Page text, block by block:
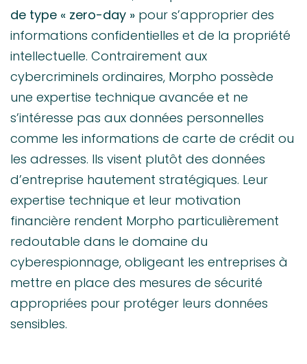
de type « zero-day » pour s’approprier des
informations confidentielles et de la propriété
intellectuelle. Contrairement aux
cybercriminels ordinaires, Morpho possède
une expertise technique avancée et ne
s’intéresse pas aux données personnelles
comme les informations de carte de crédit ou
les adresses. Ils visent plutôt des données
d’entreprise hautement stratégiques. Leur
expertise technique et leur motivation
financière rendent Morpho particulièrement
redoutable dans le domaine du
cyberespionnage, obligeant les entreprises à
mettre en place des mesures de sécurité
appropriées pour protéger leurs données
sensibles.